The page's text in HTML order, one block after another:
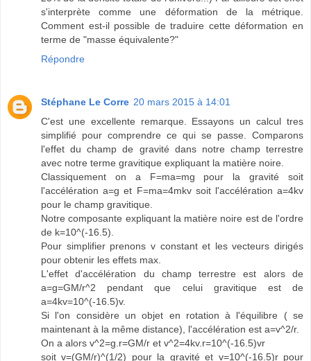
s'interprète comme une déformation de la métrique.
Comment est-il possible de traduire cette déformation en
terme de "masse équivalente?"
Répondre
Stéphane Le Corre 20 mars 2015 à 14:01
C'est une excellente remarque. Essayons un calcul tres
simplifié pour comprendre ce qui se passe. Comparons
l'effet du champ de gravité dans notre champ terrestre
avec notre terme gravitique expliquant la matière noire.
Classiquement on a F=ma=mg pour la gravité soit
l'accélération a=g et F=ma=4mkv soit l'accélération a=4kv
pour le champ gravitique.
Notre composante expliquant la matière noire est de l'ordre
de k=10^(-16.5).
Pour simplifier prenons v constant et les vecteurs dirigés
pour obtenir les effets max.
L'effet d'accélération du champ terrestre est alors de
a=g=GM/r^2 pendant que celui gravitique est de
a=4kv=10^(-16.5)v.
Si l'on considère un objet en rotation à l'équilibre ( se
maintenant à la même distance), l'accélération est a=v^2/r.
On a alors v^2=g.r=GM/r et v^2=4kv.r=10^(-16.5)vr
soit v=(GM/r)^(1/2) pour la gravité et v=10^(-16.5)r pour